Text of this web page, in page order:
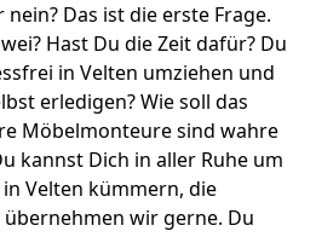
Das ist die erste Frage.
Hast Du die Zeit dafür? Du
in Velten umziehen und
erledigen? Wie soll das
Möbelmonteure sind wahre
kannst Dich in aller Ruhe um
Velten kümmern, die
wir gerne. Du